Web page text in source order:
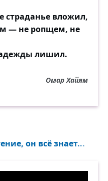
страданье вложил,
— не ропщем, не
лишил.
Омар Хайям
он всё знает...